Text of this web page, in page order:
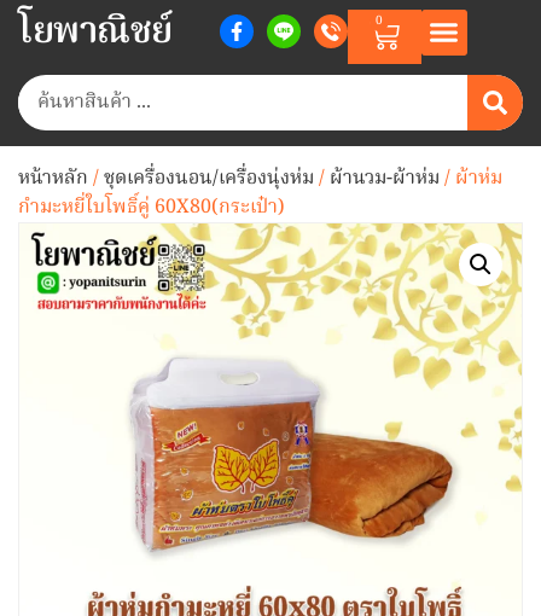
โยพาณิชย์ 0
หน้าหลัก/ชุดเครื่องนอน/เครื่องนุ่งห่ม/ผ้านวม-ผ้าห่ม/ ผ้าห่ม
กำมะหยี่ใบโพธิ์คู่ 60X80(กระเป๋า)